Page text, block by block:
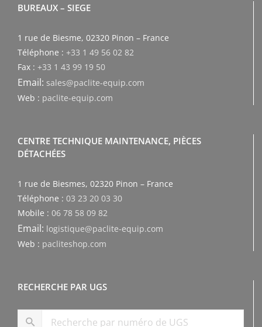
BUREAUX – SIEGE
1 rue de Biesme, 02320 Pinon – France
Téléphone : +33 1 49 56 02 82
Fax : +33 1 43 99 19 50
Email: sales@paclite-equip.com
Web : paclite-equip.com
CENTRE TECHNIQUE MAINTENANCE, PIÈCES
DÉTACHÉES
1 rue de Biesmes, 02320 Pinon – France
Téléphone : 03 23 20 03 30
Mobile : 06 78 58 09 82
Email: logistique@paclite-equip.com
Web : pacliteshop.com
RECHERCHE PAR UGS